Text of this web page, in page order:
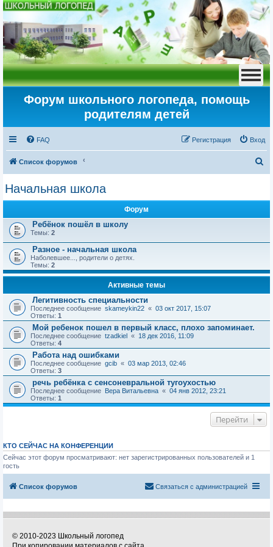
Форум школьного логопеда, помощь
родителям детей
FAQ Вход
Регистрация
Список форумов
о
к
Начальная школа
Форум
Ребёнок пошёл в школу
Темы: 2
Разное - начальная школа
Наболевшее..., родители о детях.
Темы: 2
Активные темы
Легитивность специальности
Последнее сообщение skameykin22 « 03 окт 2017, 15:07
Ответы: 1
Мой ребенок пошел в первый класс, плохо запоминает.
Последнее сообщение tzadkiel « 18 дек 2016, 11:09
Ответы: 4
Работа над ошибками
Последнее сообщение gcib « 03 мар 2013, 02:46
Ответы: 3
речь ребёнка с сенсоневральной тугоухостью
Последнее сообщение Вера Витальевна « 04 янв 2012, 23:21
Ответы: 1
Перейти
КТО СЕЙЧАС НА КОНФЕРЕНЦИИ
Сейчас этот форум просматривают: нет зарегистрированных пользователей и 1
гость
Список форумов Связаться с администрацией
© 2010-2023 Школьный логопед